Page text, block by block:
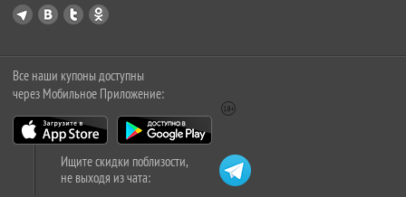
Все наши купоны доступны
через Мобильное Приложение:
Ищите скидки поблизости,
не выходя из чата: